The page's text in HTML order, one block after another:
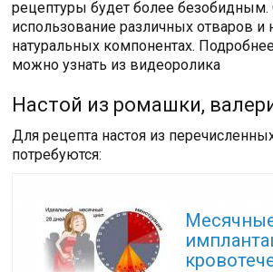
рецептуры будет более безобидным.
использование различных отваров и
натуральных компонентах.
можно узнать из видеоролика
Настой из ромашки,
Для рецепта настоя из
потребуются: